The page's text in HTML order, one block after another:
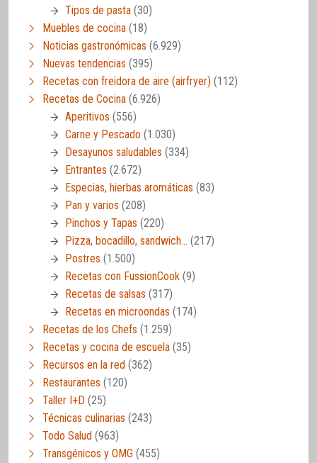
Tipos de pasta (30)
Muebles de cocina (18)
Noticias gastronómicas (6.929)
Nuevas tendencias (395)
Recetas con freidora de aire (airfryer) (112)
Recetas de Cocina (6.926)
Aperitivos (556)
Carne y Pescado (1.030)
Desayunos saludables (334)
Entrantes (2.672)
Especias, hierbas aromáticas (83)
Pan y varios (208)
Pinchos y Tapas (220)
Pizza, bocadillo, sandwich… (217)
Postres (1.500)
Recetas con FussionCook (9)
Recetas de salsas (317)
Recetas en microondas (174)
Recetas de los Chefs (1.259)
Recetas y cocina de escuela (35)
Recursos en la red (362)
Restaurantes (120)
Taller I+D (25)
Técnicas culinarias (243)
Todo Salud (963)
Transgénicos y OMG (455)